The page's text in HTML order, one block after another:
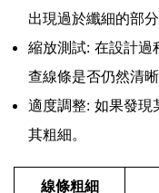
出現過於纖細的部分
縮放測試: 在設計
查線條是否仍然清晰
適度調整: 如果發現
其粗細。
線條粗細